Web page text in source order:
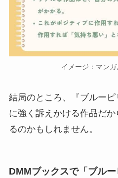
イメージ：マン
結局のところ、 『ブルー
に強く訴えかける作品だか
るのかもしれません。
DMMブックスで「ブル